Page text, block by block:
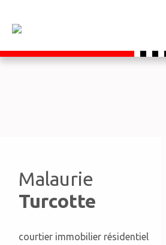
Malaurie
Turcotte
courtier immobilier résidentiel